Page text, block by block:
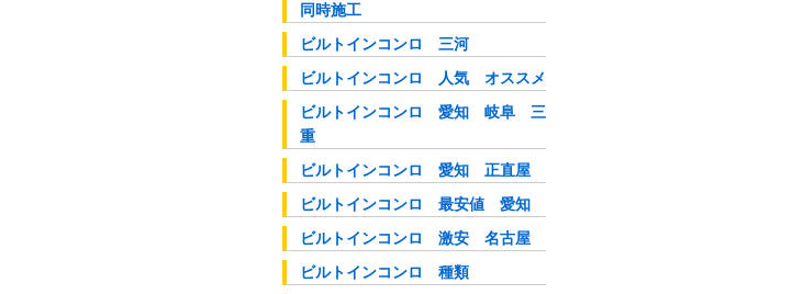
同時施工
ビルトインコンロ 三河
ビルトインコンロ 人気 オススメ
ビルトインコンロ 愛知 岐阜 三
重
ビルトインコンロ 愛知 正直屋
ビルトインコンロ 最安値 愛知
ビルトインコンロ 激安 名古屋
ビルトインコンロ 種類